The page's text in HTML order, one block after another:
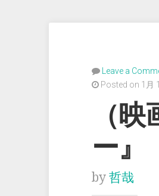
Leave a
Posted on 1月
（
ー』
by 哲哉